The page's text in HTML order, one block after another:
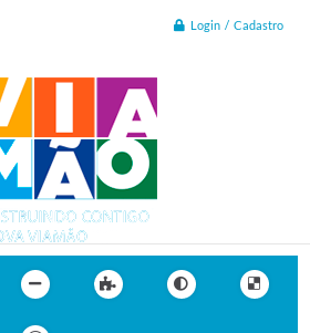
Login / Cadastro